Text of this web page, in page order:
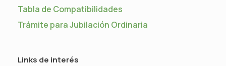
Tabla de Compatibilidades
Trámite para Jubilación Ordinaria
Links de interés